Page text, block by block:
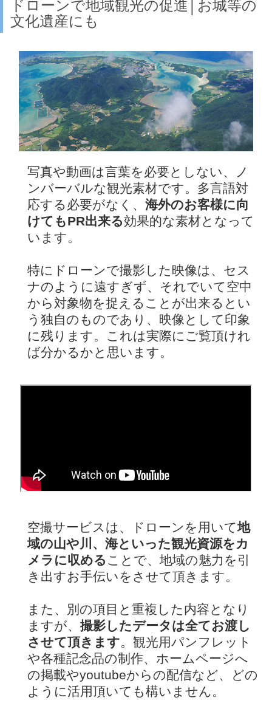
ドローンで地域観光の促進│お城等の
文化遺産にも
写真や動画は言葉を必要としない、ノ
ンバーバルな観光素材です。多言語対
応する必要がなく、 海外のお客様に向
けてもPR出来る効果的な素材となって
います。
特にドローンで撮影した映像は、セス
ナのように遠すぎず、それでいて空中
から対象物を捉えることが出来るとい
う独自のものであり、映像として印象
に残ります。これは実際にご覧頂けれ
ば分かるかと思います。
空撮サービスは、ドローンを用いて地
域の山や川、海といった観光資源をカ
メラに収める ことで、地域の魅力を引
き出すお手伝いをさせて頂きます。
また、別の項目と重複した内容となり
ますが、 撮影したデータは全てお渡し
させて頂きます。観光用パンフレット
や各種記念品の制作、ホームページへ
の掲載やyoutubeからの配信など、どの
ように活用頂いても構いません。